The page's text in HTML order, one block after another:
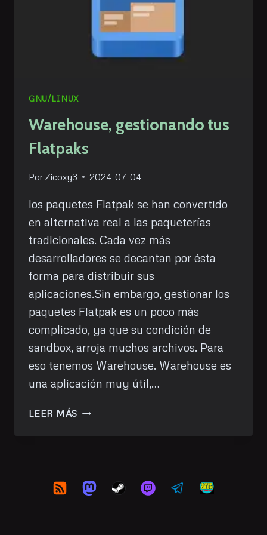
GNU/LINUX
Warehouse, gestionando tus
Flatpaks
Por Zicoxy3 2024-07-04
los paquetes Flatpak se han convertido
en alternativa real a las paqueterías
tradicionales. Cada vez más
desarrolladores se decantan por ésta
forma para distribuir sus
aplicaciones.Sin embargo, gestionar los
paquetes Flatpak es un poco más
complicado, ya que su condición de
sandbox, arroja muchos archivos. Para
eso tenemos Warehouse. Warehouse es
una aplicación muy útil,…
LEER MÁS WAREHOUSE,